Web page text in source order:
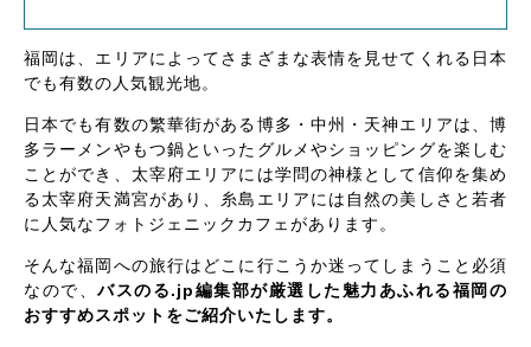
福岡は、エリアによってさまざまな表情を見せてくれる日本
でも有数の人気観光地。
日本でも有数の繁華街がある博多・中州・天神エリアは、博
多ラーメンやもつ鍋といったグルメやショッピングを楽しむ
ことができ、太宰府エリアには学問の神様として信仰を集め
る太宰府天満宮があり、糸島エリアには自然の美しさと若者
に人気なフォトジェニックカフェがあります。
そんな福岡への旅行はどこに行こうか迷ってしまうこと必須
なので、バスのる.jp編集部が厳選した魅力あふれる福岡の
おすすめスポットをご紹介いたします。